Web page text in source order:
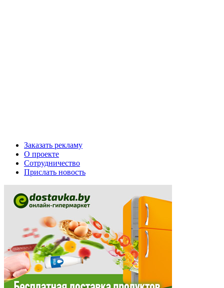
Заказать рекламу
О проекте
Сотрудничество
Прислать новость